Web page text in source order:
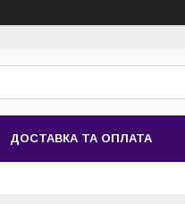
ДОСТАВКА ТА ОПЛАТА